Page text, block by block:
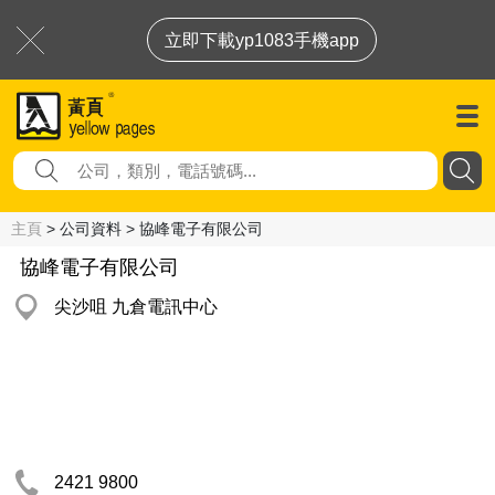
立即下載yp1083手機app
主頁 > 公司資料 > 協峰電子有限公司
協峰電子有限公司
尖沙咀 九倉電訊中心
2421 9800